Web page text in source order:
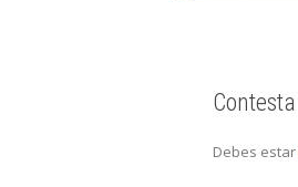
Contesta
Debes estar